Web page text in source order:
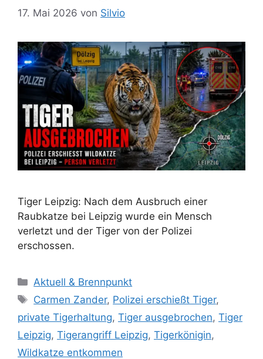
17. Mai 2026 von Silvio
Tiger Leipzig: Nach dem Ausbruch einer
Raubkatze bei Leipzig wurde ein Mensch
verletzt und der Tiger von der Polizei
erschossen.
K
a
e
g
o
Aktuell & Brennpunkt
S
l
a
Carmen Zander, Polizei erschießt Tiger,
private Tigerhaltung, Tiger ausgebrochen, Tiger
Leipzig, Tigerangriff Leipzig, Tigerkönigin,
Wildkatze entkommen